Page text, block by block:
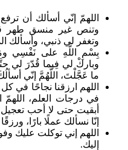
اللهمّ إنّي أسألك أن
وتنص غير منسق طهر
وتغفر لي ذنبي، وأسألك
بِسْمِ اللَّهِ على نَفْسِي
وباركْ لي فِيما قُدّرَ لي
ما عَجَّلْتَ‏، ‏اللَّهُمَّ إنّي
اللهم ارزقنا نجاحًا في
في درجات العلم،
أبقيت حتى لا أحب
إنّا نسألك عملًا بارًا،
اللهم إني توكلت عليك
إليك.